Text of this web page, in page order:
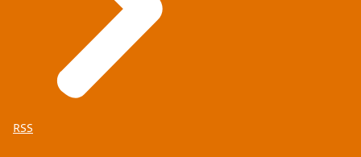
RSS